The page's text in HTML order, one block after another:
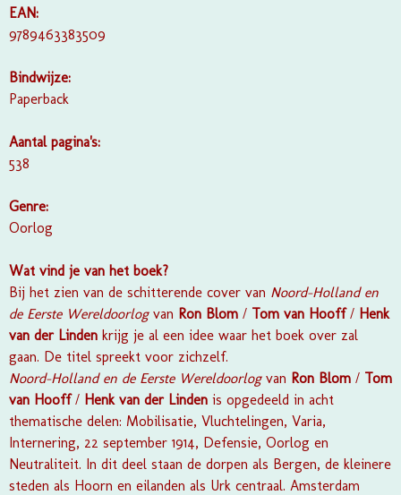
EAN:
9789463383509
Bindwijze:
Paperback
Aantal pagina's:
538
Genre:
Oorlog
Wat vind je van het boek?
Bij het zien van de schitterende cover van Noord-Holland en
de Eerste Wereldoorlog van Ron Blom / Tom van Hooff / Henk
van der Linden krijg je al een idee waar het boek over zal
gaan. De titel spreekt voor zichzelf.
Noord-Holland en de Eerste Wereldoorlog van Ron Blom / Tom
van Hooff / Henk van der Linden is opgedeeld in acht
thematische delen: Mobilisatie, Vluchtelingen, Varia,
Internering, 22 september 1914, Defensie, Oorlog en
Neutraliteit. In dit deel staan de dorpen als Bergen, de kleinere
steden als Hoorn en eilanden als Urk centraal. Amsterdam